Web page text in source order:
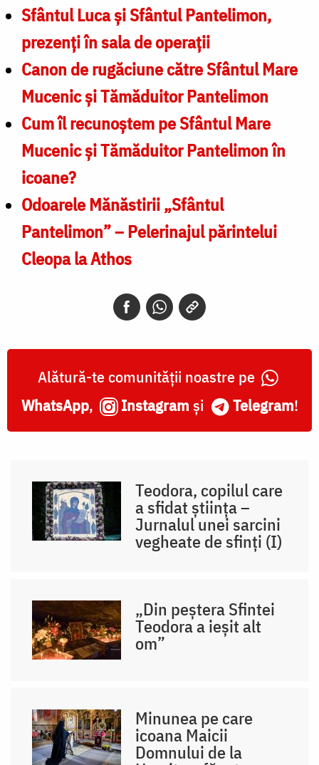
Sfântul Luca şi Sfântul Pante­limon,
prezenţi în sala de operaţii
Canon de rugăciune către Sfântul Mare
Mucenic şi Tămăduitor Pantelimon
Cum îl recunoștem pe Sfântul Mare
Mucenic și Tămăduitor Pantelimon în
icoane?
Odoarele Mănăstirii „Sfântul
Pantelimon” – Pelerinajul părintelui
Cleopa la Athos
Alătură-te comunității noastre pe
WhatsApp, Instagram și Telegram!
Teodora, copilul care
a sfidat știința –
Jurnalul unei sarcini
vegheate de sfinți (I)
„Din peștera Sfintei
Teodora a ieșit alt
om”
Minunea pe care
icoana Maicii
Domnului de la